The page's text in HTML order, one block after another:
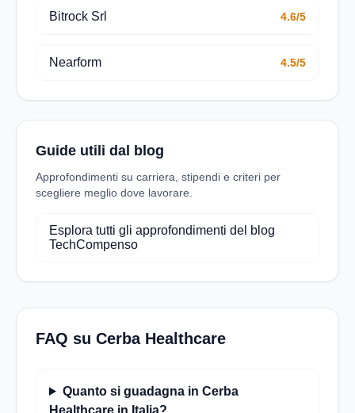
Bitrock Srl 4.6/5
Nearform 4.5/5
Guide utili dal blog
Approfondimenti su carriera, stipendi e criteri per
scegliere meglio dove lavorare.
Esplora tutti gli approfondimenti del blog
TechCompenso
FAQ su Cerba Healthcare
Quanto si guadagna in Cerba
Healthcare in Italia?